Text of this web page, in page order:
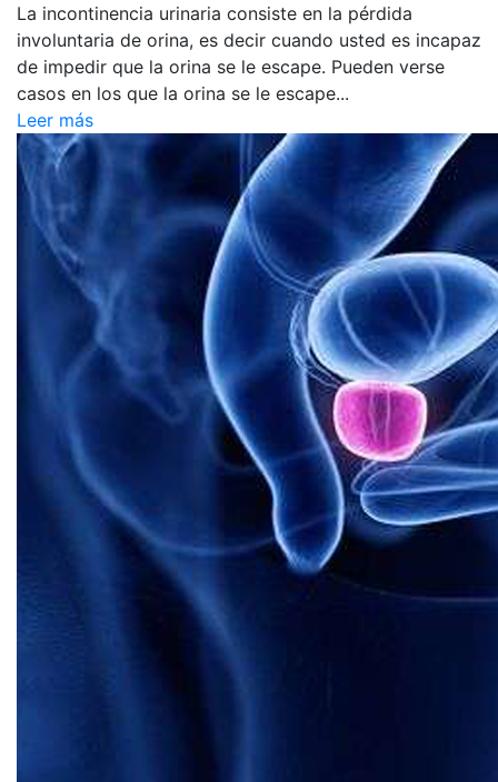
La incontinencia urinaria consiste en la pérdida
involuntaria de orina, es decir cuando usted es incapaz
de impedir que la orina se le escape. Pueden verse
casos en los que la orina se le escape...
Leer más